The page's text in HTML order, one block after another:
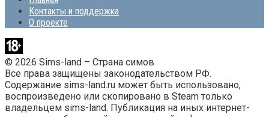
Контакты и поддержка
О проекте
© 2026 Sims-land – Страна симов
Все права защищены законодательством РФ.
Содержание sims-land.ru может быть использовано,
воспроизведено или скопировано в Steam только
владельцем sims-land. Публикация на иных интернет-